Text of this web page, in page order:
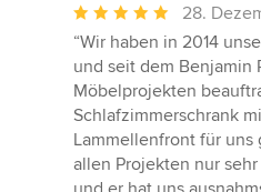
Durchschnittliche
Bewertung:
5
von
5
Sternen
28.
“Wir haben in 2014
und seit dem Benjamin
Möbelprojekten
Schlafzimmerschrank
Lammellenfront für uns
allen Projekten nur